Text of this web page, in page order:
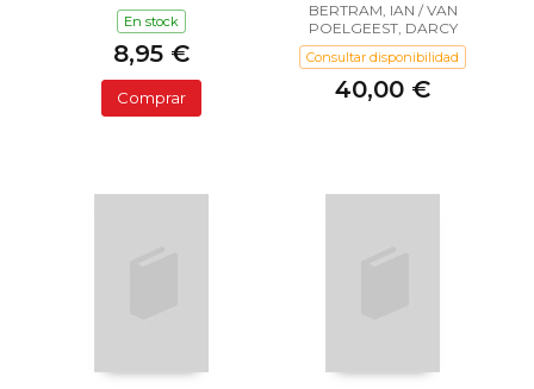
En stock
8,95 €
Comprar
BERTRAM, IAN / VAN
POELGEEST, DARCY
Consultar disponibilidad
40,00 €